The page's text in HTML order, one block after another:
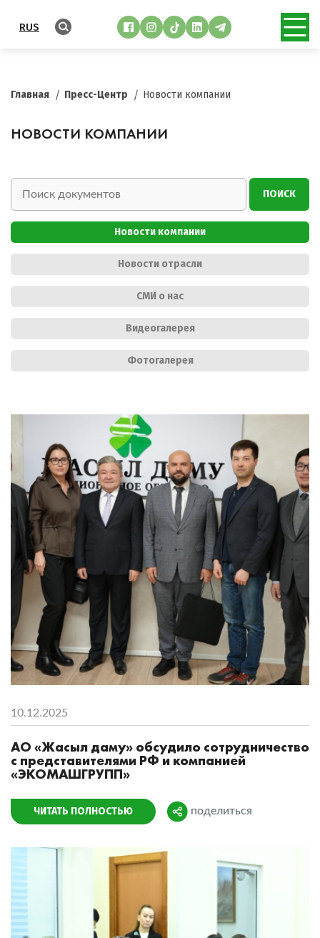
RUS
Главная Пресс-Центр Новости компании
НОВОСТИ КОМПАНИИ
ПОИСК
Новости компании
Новости отрасли
СМИ о нас
Видеогалерея
Фотогалерея
10.12.2025
АО «Жасыл даму» обсудило сотрудничество
с представителями РФ и компанией
«ЭКОМАШГРУПП»
ЧИТАТЬ ПОЛНОСТЬЮ Поделиться
поделиться